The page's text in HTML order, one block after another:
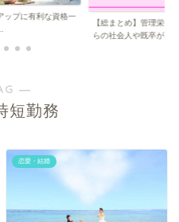
ップに有利な資格一
【総まとめ】管理栄養
らの社会人や既卒が...
―
短勤務
恋愛・結婚